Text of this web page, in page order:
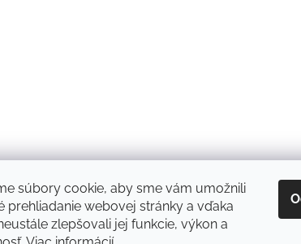
súbory cookie, aby sme vám umožnili
prehliadanie webovej stránky a vďaka
zlepšovali jej funkcie, výkon a